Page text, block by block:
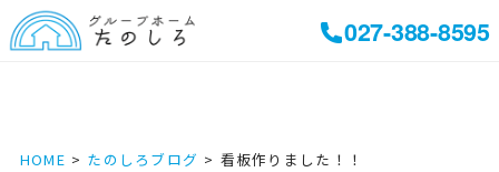
027-388-8595
HOME たのしろブログ 看板作りました！！